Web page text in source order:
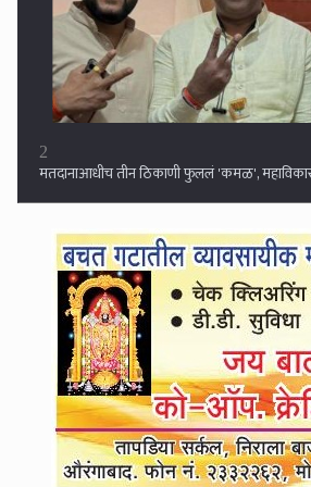
2
मतदानाआधीच तीन ठिकाणी फुललं 'कमळ',